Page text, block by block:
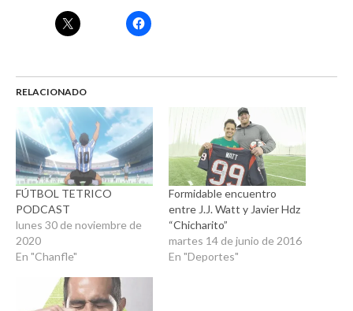
RELACIONADO
FÚTBOL TETRICO
PODCAST
lunes 30 de noviembre de
2020
En "Chanfle"
Formidable encuentro
entre J.J. Watt y Javier Hdz
“Chicharito”
martes 14 de junio de 2016
En "Deportes"